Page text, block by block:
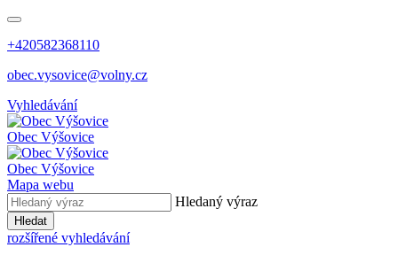
+420582368110
obec.vysovice@volny.cz
Vyhledávání
Obec Výšovice
Obec Výšovice
Mapa webu
Hledaný výraz
Hledat
rozšířené vyhledávání